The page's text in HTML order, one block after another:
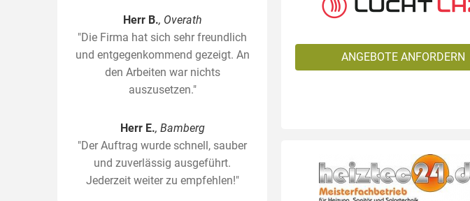
Herr B., Overath
"Die Firma hat sich sehr freundlich
und entgegenkommend gezeigt. An
den Arbeiten war nichts
auszusetzen."
Herr E., Bamberg
"Der Auftrag wurde schnell, sauber
und zuverlässig ausgeführt.
Jederzeit weiter zu empfehlen!"
ANGEBOTE ANFORDERN